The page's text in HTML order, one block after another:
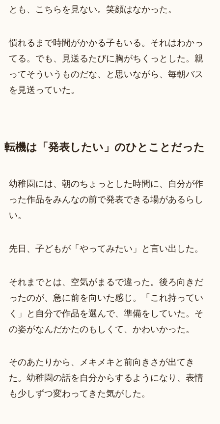
とも、こちらを見ない。笑顔はなかった。
慣れるまで時間がかかる子もいる。それはわかっ
てる。でも、見送るたびに胸がちくっとした。親
ってそういうものだな、と思いながら、毎朝バス
を見送っていた。
転機は「発表したい」のひとことだった
幼稚園には、朝のちょっとした時間に、自分が作
った作品をみんなの前で発表できる場があるらし
い。
先日、子どもが「やってみたい」と言い出した。
それまでとは、空気がまるで違った。後ろ向きだ
ったのが、急に前を向いた感じ。「これ持ってい
く」と自分で作品を選んで、準備をしていた。そ
の姿がなんだかたのもしくて、かわいかった。
そのあたりから、メキメキと前向きさが出てき
た。幼稚園の話を自分からするようになり、表情
も少しずつ変わってきた気がした。